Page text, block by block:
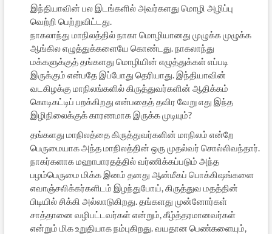
இந்தியாவின் பல இடங்களில் அவர்களது மொழி அழிப்பு
வெற்றி பெற்றுவிட்டது.
நாகலாந்து மாநிலத்தில் நாகா மொழியானது முழுக்க முழுக்க
ஆங்கில எழுத்துக்களையே கொண்டது. நாகலாந்து
மக்களுக்குத் தங்களது மொழியின் எழுத்துக்கள் எப்படி
இருக்கும் என்பதே இப்போது தெரியாது. இந்தியாவின்
வடகிழக்கு மாநிலங்களில் கிருத்துவர்களின் ஆதிக்கம்
கொடிகட்டிப் பறக்கிறது என்பதைத் தவிர வேறு எது இந்த
இழிநிலைக்குக் காரணமாக இருக்க முடியும்?
தங்களது மாநிலத்தை கிருத்துவர்களின் மாநிலம் என்றே
பெருமையாக அந்த மாநிலத்தின் ஒரு முதல்வர் சொல்லிவந்தார்.
நாகர்களாக மஹாபாரதத்தில் வர்ணிக்கப்படும் அந்த
பழம்பெருமை மிக்க இனம் தனது ஆன்மீகப் பொக்கிஷங்களை
எவாஞ்சலிக்கர்களிடம் இழந்துபோய், கிருத்துவ மதத்தின்
பிடியில் சிக்கி அல்லாடுகிறது. தங்களது முன்னோர்கள்
சாத்தானை வழிபட்டவர்கள் என்றும், கீழ்த்தரமானவர்கள்
என்றும் மிக உறுதியாக நம்புகிறது. வயதான பெண்களையும்,